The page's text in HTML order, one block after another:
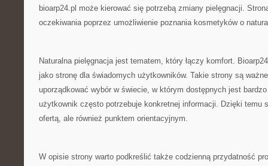
bioarp24.pl może kierować się potrzebą zmiany pielęgnacji.
oczekiwania poprzez umożliwienie poznania kosmetyków o
Naturalna pielęgnacja jest tematem, który łączy komfort.
jako stronę dla świadomych użytkowników. Takie strony są
uporządkować wybór w świecie, w którym dostępnych jest
użytkownik często potrzebuje konkretnej informacji. Dzięki temu
ofertą, ale również punktem orientacyjnym.
W opisie strony warto podkreślić także codzienną przydatność